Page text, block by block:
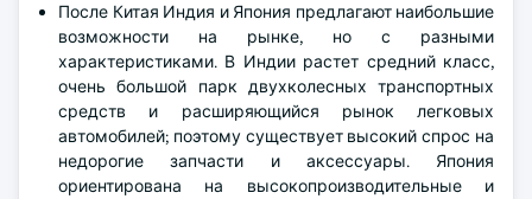
После Китая Индия и Япония предлагают наибольшие
возможности на рынке, но с разными
характеристиками. В Индии растет средний класс,
очень большой парк двухколесных транспортных
средств и расширяющийся рынок легковых
автомобилей; поэтому существует высокий спрос на
недорогие запчасти и аксессуары. Япония
ориентирована на высокопроизводительные и